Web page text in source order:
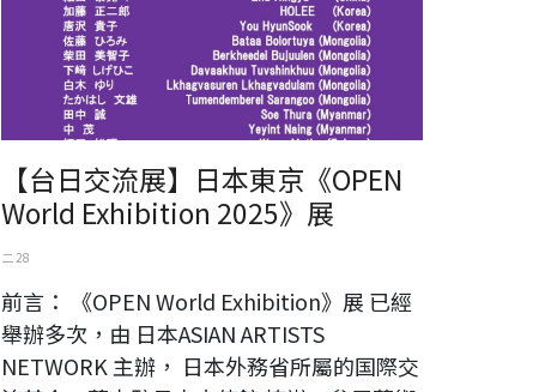
【台日交流展】日本東京《OPEN
World Exhibition 2025》展
二 28
前言： 《OPEN World Exhibition》展 已經
舉辦多次，由 日本ASIAN ARTISTS
NETWORK 主辦， 日本外務省所屬的国際交